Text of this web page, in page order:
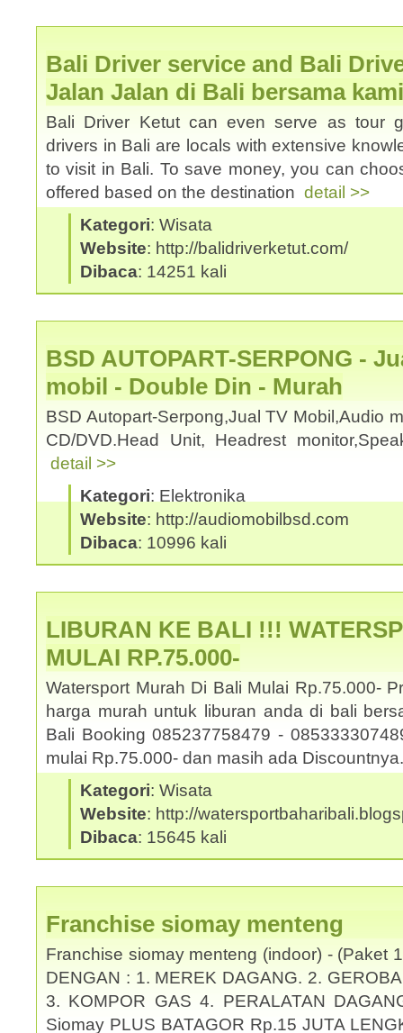
Bali Driver service and Bali
Jalan Jalan di Bali bersama kami
Bali Driver Ketut can even serve as tour
drivers in Bali are locals with extensive
to visit in Bali. To save money, you can
offered based on the destination detail >>
Kategori: Wisata
Website: http://balidriverketut.com/
Dibaca: 14251 kali
BSD AUTOPART-SERPONG -
mobil - Double Din - Murah
BSD Autopart-Serpong,Jual TV Mobil,Audio
CD/DVD.Head Unit, Headrest
detail >>
Kategori: Elektronika
Website: http://audiomobilbsd.com
Dibaca: 10996 kali
LIBURAN KE BALI !!!
MULAI RP.75.000-
Watersport Murah Di Bali Mulai Rp.75.000-
harga murah untuk liburan anda di bali
Bali Booking 085237758479 -
mulai Rp.75.000- dan masih ada
Kategori: Wisata
Website: http://
Dibaca: 15645 kali
Franchise siomay menteng
Franchise siomay menteng (indoor) - (Paket
DENGAN : 1. MEREK DAGANG. 2.
3. KOMPOR GAS 4. PERALATAN
Siomay PLUS BATAGOR Rp.15 JUTA